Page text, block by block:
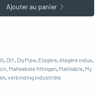
Ajouter au panier
, DIY, DiyPipe, Etagère, étagère indus,
, Malleabele fittingen, Malléable, My
, verbinding industriële